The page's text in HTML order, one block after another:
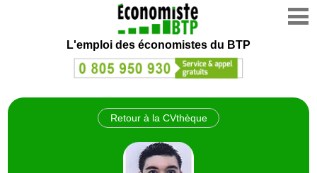
L'emploi des économistes du BTP
Retour à la CVthèque